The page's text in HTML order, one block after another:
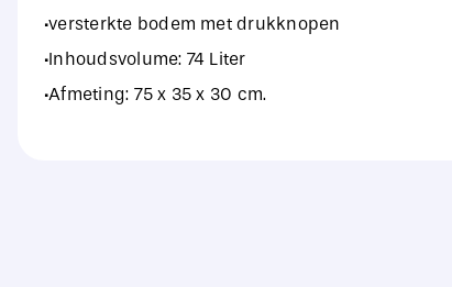
·versterkte bodem met drukknopen
·Inhoudsvolume: 74 Liter
·Afmeting: 75 x 35 x 30 cm.